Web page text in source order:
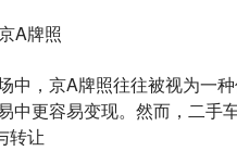
A牌照
中，京A牌照往往被视为一
中更容易变现。然而，二手
转让